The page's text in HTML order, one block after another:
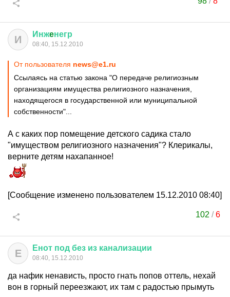
И Инжeнегр
08:40, 15.12.2010
От пользователя news@e1.ru
Ссылаясь на статью закона "О передаче религиозным
организациям имущества религиозного назначения,
находящегося в государственной или муниципальной
собственности"...
А с каких пор помещение детского садика стало
"имуществом религиозного назначения"? Клерикалы,
верните детям нахапанное!
[Сообщение изменено пользователем 15.12.2010 08:40]
102 /6
Е Енот под без из канализации
08:40, 15.12.2010
да нафик ненависть, просто гнать попов оттель, нехай
вон в горный переезжают, их там с радостью прымуть